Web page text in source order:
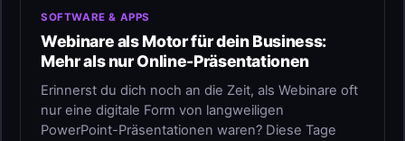
SOFTWARE & APPS
Webinare als Motor für dein Business:
Mehr als nur Online-Präsentationen
Erinnerst du dich noch an die Zeit, als Webinare oft
nur eine digitale Form von langweiligen
PowerPoint-Präsentationen waren? Diese Tage